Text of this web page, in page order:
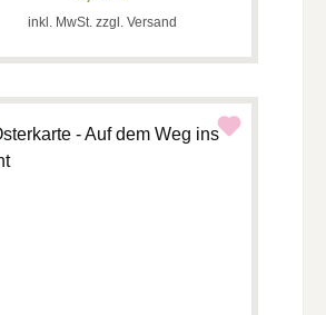
inkl. MwSt. zzgl. Versand